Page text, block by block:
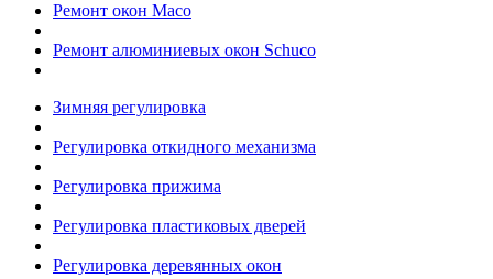
Ремонт окон Maco
Ремонт алюминиевых окон Schuco
Зимняя регулировка
Регулировка откидного механизма
Регулировка прижима
Регулировка пластиковых дверей
Регулировка деревянных окон